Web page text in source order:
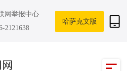
网举报中心
2121638
哈萨克文版